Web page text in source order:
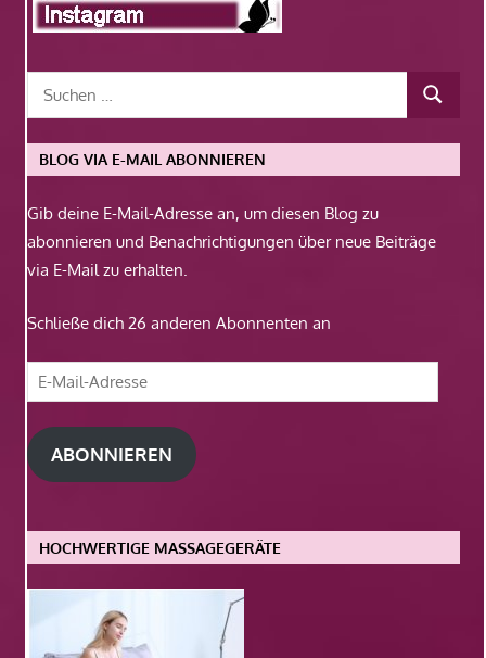
BLOG VIA E-MAIL ABONNIEREN
Gib deine E-Mail-Adresse an, um diesen Blog zu
abonnieren und Benachrichtigungen über neue Beiträge
via E-Mail zu erhalten.
Schließe dich 26 anderen Abonnenten an
E-
Mail-
Adresse
ABONNIEREN
HOCHWERTIGE MASSAGEGERÄTE